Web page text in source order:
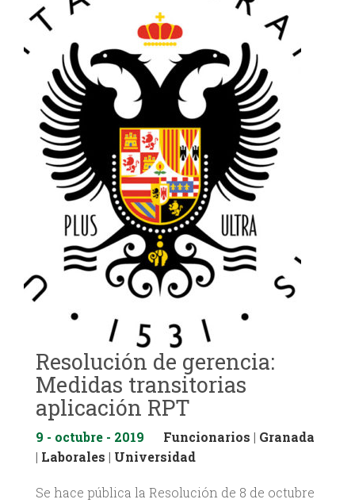
Resolución de gerencia:
Medidas transitorias
aplicación RPT
9 - octubre - 2019 Funcionarios | Granada
| Laborales | Universidad
Se hace pública la Resolución de 8 de octubre